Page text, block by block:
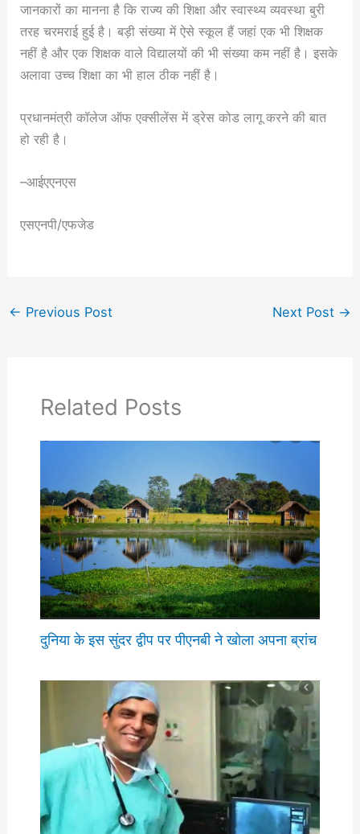
जानकारों का मानना है कि राज्य की शिक्षा और स्वास्थ्य व्यवस्था बुरी
तरह चरमराई हुई है। बड़ी संख्या में ऐसे स्कूल हैं जहां एक भी शिक्षक
नहीं है और एक शिक्षक वाले विद्यालयों की भी संख्या कम नहीं है। इसके
अलावा उच्च शिक्षा का भी हाल ठीक नहीं है।
प्रधानमंत्री कॉलेज ऑफ एक्सीलेंस में ड्रेस कोड लागू करने की बात
हो रही है।
–आईएएनएस
एसएनपी/एफजेड
← Previous Post Next Post →
Related Posts
दुनिया के इस सुंदर द्वीप पर पीएनबी ने खोला अपना ब्रांच